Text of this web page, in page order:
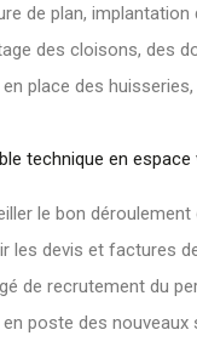
de plan,
des cloisons, des
place des
technique en espace
le bon
les devis et factures
de recrutement du
poste des nouveaux